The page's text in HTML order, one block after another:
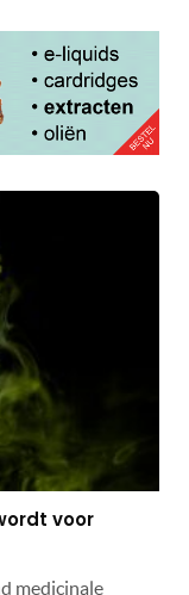
voor
medicinale